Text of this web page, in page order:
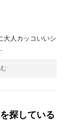
大人カッコいいシ
探している